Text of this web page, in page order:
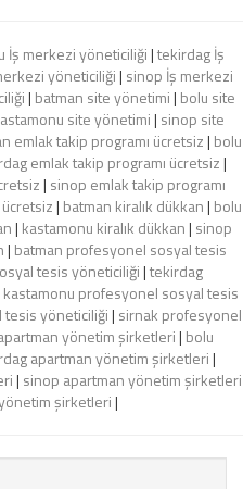
İş merkezi yöneticiliği|tekirdag İş
yöneticiliği| sinop İş merkezi
| batman site yönetimi| bolu site
site yönetimi| sinop site
emlak takip programı ücretsiz| bolu
emlak takip programı ücretsiz|
| sinop emlak takip programı
| batman kiralık dükkan| bolu
| kastamonu kiralık dükkan| sinop
| batman profesyonel sosyal tesis
tesis yöneticiliği|tekirdag
kastamonu profesyonel sosyal tesis
yöneticiliği| sirnak profesyonel
yönetim şirketleri| bolu
apartman yönetim şirketleri|
| sinop apartman yönetim şirketleri
şirketleri|